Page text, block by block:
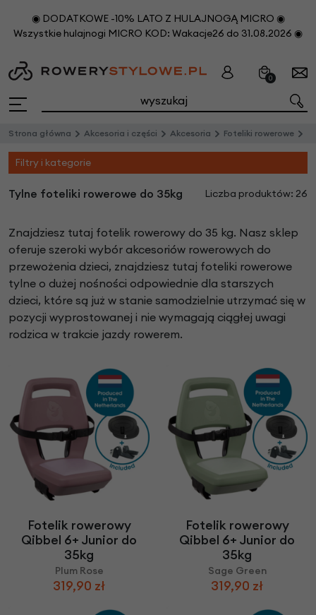
◉ DODATKOWE -10% LATO Z HULAJNOGĄ MICRO ◉
Wszystkie hulajnogi MICRO KOD: Wakacje26 do 31.08.2026 ◉
0
Strona główna Akcesoria i części Akcesoria Foteliki rowerowe
Filtry i kategorie
Tylne foteliki rowerowe do 35kg Liczba produktów: 26
Znajdziesz tutaj fotelik rowerowy do 35 kg. Nasz sklep
oferuje szeroki wybór akcesoriów rowerowych do
przewożenia dzieci, znajdziesz tutaj foteliki rowerowe
tylne o dużej nośności odpowiednie dla starszych
dzieci, które są już w stanie samodzielnie utrzymać się w
pozycji wyprostowanej i nie wymagają ciągłej uwagi
rodzica w trakcie jazdy rowerem.
Fotelik rowerowy
Qibbel 6+ Junior do
35kg
Plum Rose
319,90 zł
Fotelik rowerowy
Qibbel 6+ Junior do
35kg
Sage Green
319,90 zł